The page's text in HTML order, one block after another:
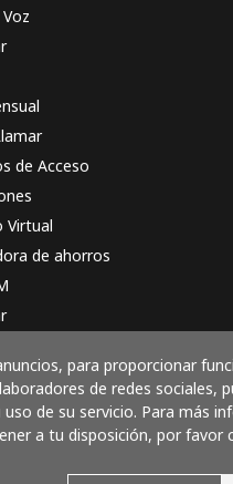
para proporcionar
de redes sociales,
de su servicio. Para más
a tu disposición, por favor
de Acceso
Virtual
de ahorros